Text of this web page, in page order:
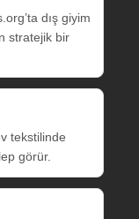
dış giyim
stratejik bir
tekstilinde
görür.